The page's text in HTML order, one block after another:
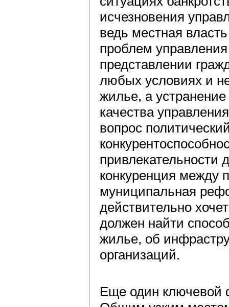
исчезновения
ведь местная
проблем
представлении
любых условиях и
жилье, а
качества
вопрос
привлекательности
конкуренция между
муниципальная
действительно
должен найти
жилье, об
организаций.
Еще один